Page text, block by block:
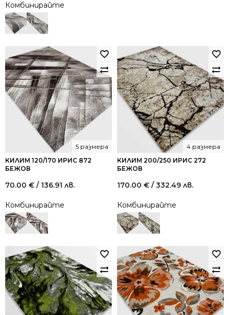
Комбинирайте
КИЛИМ 120/170 ИРИС 872
БЕЖОВ
5 размера
70.00 € / 136.91 лв.
Комбинирайте
КИЛИМ 200/250 ИРИС 272
БЕЖОВ
4 размера
170.00 € / 332.49 лв.
Комбинирайте